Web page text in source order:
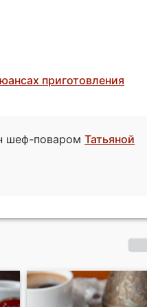
приготовления
шеф-поваром Татьяной
Чизкейк
из маскарпоне